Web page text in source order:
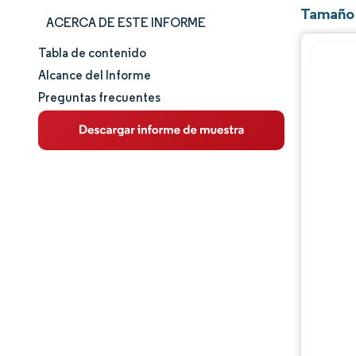
ACERCA DE ESTE INFORME
Tamaño y cuota de mercado
Análisis de mercado
Tendencias e ideas
Tabla de contenido
Alcance del Informe
Preguntas frecuentes